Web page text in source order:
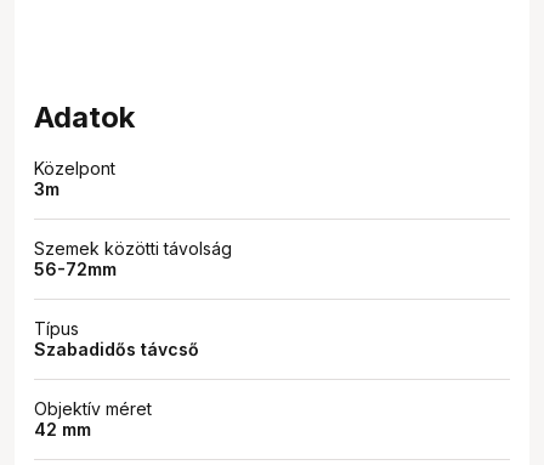
Adatok
Közelpont
3m
Szemek közötti távolság
56-72mm
Típus
Szabadidős távcső
Objektív méret
42 mm